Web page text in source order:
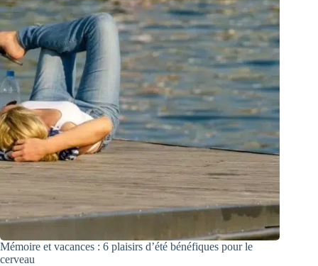
Mémoire et vacances : 6 plaisirs d’été bénéfiques pour le
cerveau